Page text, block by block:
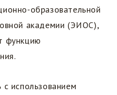
образовательной
академии (ЭИОС),
функцию
использованием